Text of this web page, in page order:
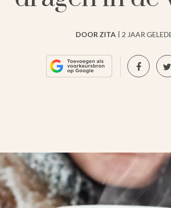
DOOR ZITA 2 JAAR